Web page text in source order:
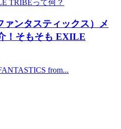
ンタスティックス）メ
！そもそも EXILE
from...